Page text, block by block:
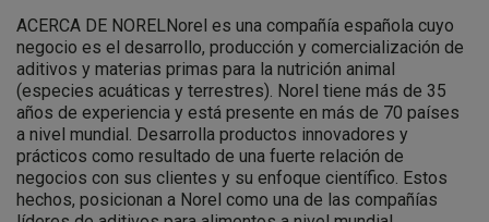
ACERCA DE NORELNorel es una compañía española cuyo
negocio es el desarrollo, producción y comercialización de
aditivos y materias primas para la nutrición animal
(especies acuáticas y terrestres). Norel tiene más de 35
años de experiencia y está presente en más de 70 países
a nivel mundial. Desarrolla productos innovadores y
prácticos como resultado de una fuerte relación de
negocios con sus clientes y su enfoque científico. Estos
hechos, posicionan a Norel como una de las compañías